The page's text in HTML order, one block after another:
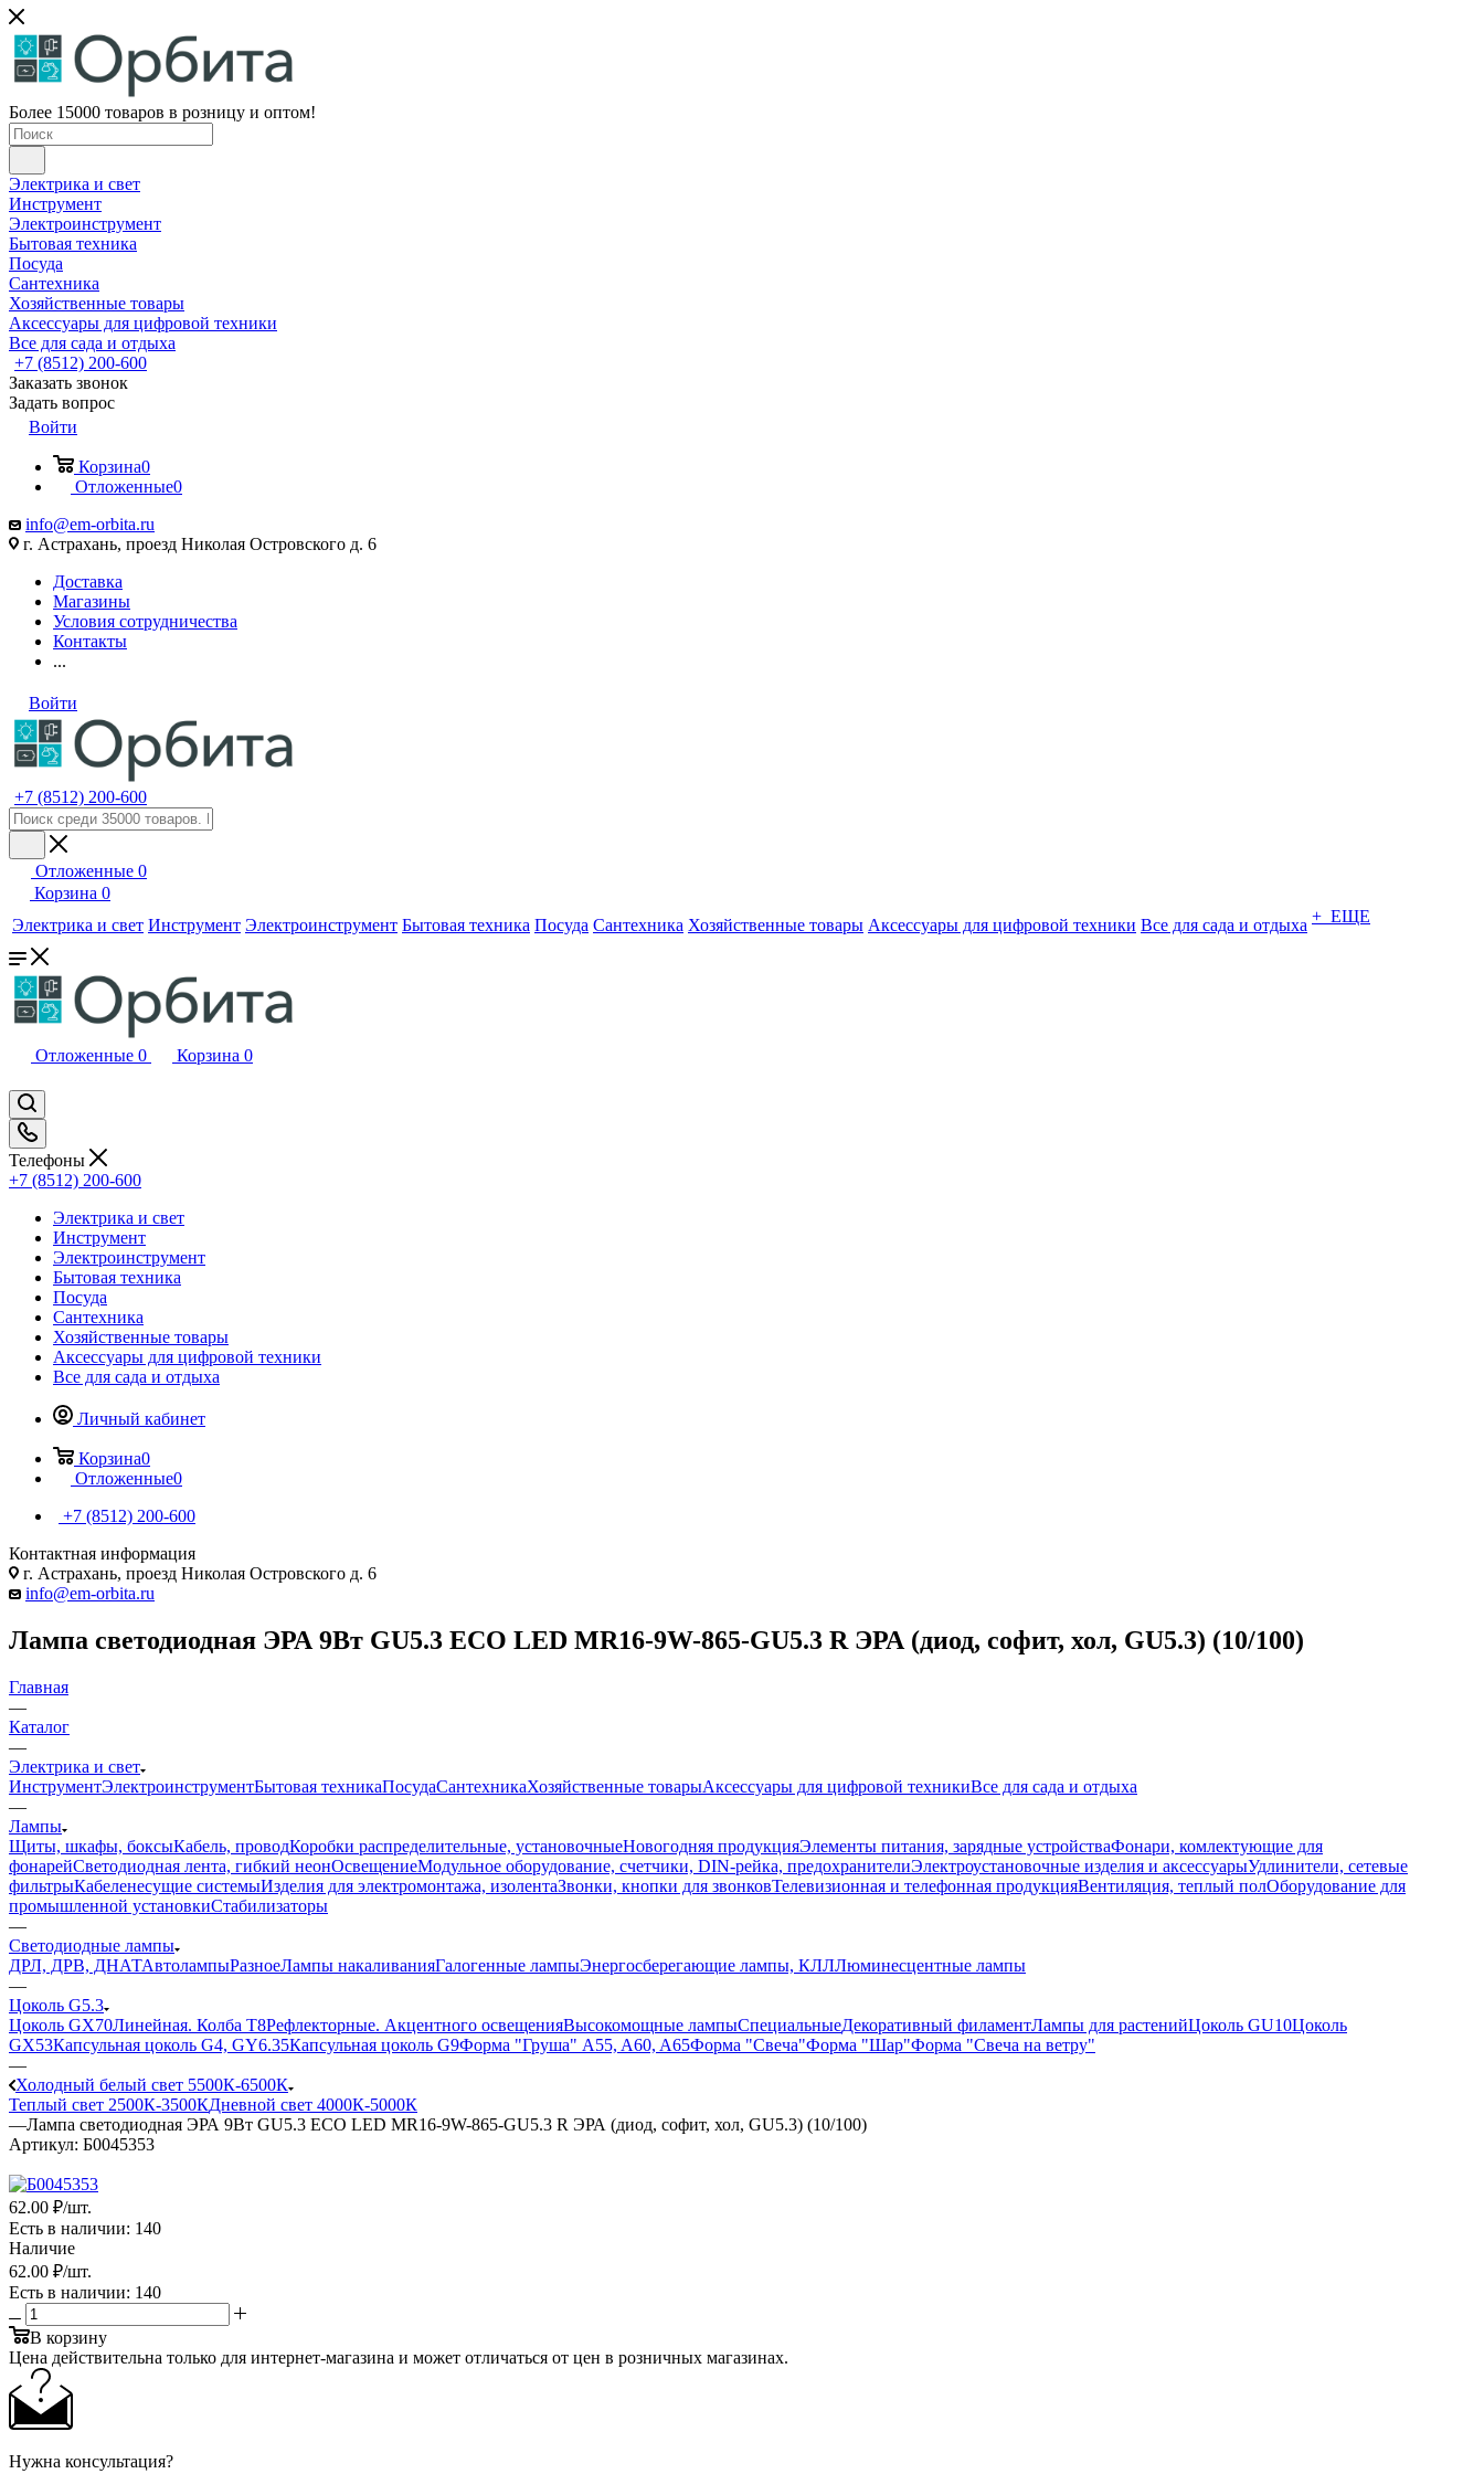
Более 15000 товаров в розницу и оптом!
Электрика и свет
Инструмент
Электроинструмент
Бытовая техника
Посуда
Сантехника
Хозяйственные товары
Аксессуары для цифровой техники
Все для сада и отдыха
+7 (8512) 200-600
Заказать звонок
Задать вопрос
Войти
Корзина0
Отложенные0
info@em-orbita.ru
г. Астрахань, проезд Николая Островского д. 6
Доставка
Магазины
Условия сотрудничества
Контакты
...
Войти
+7 (8512) 200-600
Отложенные 0
Корзина 0
Электрика и свет Инструмент Электроинструмент Бытовая техника Посуда Сантехника Хозяйственные товары Аксессуары для цифровой техники Все для сада и отдыха + ЕЩЕ
Отложенные 0 Корзина 0
Телефоны
+7 (8512) 200-600
Электрика и свет
Инструмент
Электроинструмент
Бытовая техника
Посуда
Сантехника
Хозяйственные товары
Аксессуары для цифровой техники
Все для сада и отдыха
Личный кабинет
Корзина0
Отложенные0
+7 (8512) 200-600
Контактная информация
г. Астрахань, проезд Николая Островского д. 6
info@em-orbita.ru
Лампа светодиодная ЭРА 9Вт GU5.3 ECO LED MR16-9W-865-GU5.3 R ЭРА (диод, софит, хол, GU5.3) (10/100)
Главная
—
Каталог
—
Электрика и свет
ИнструментЭлектроинструментБытовая техникаПосудаСантехникаХозяйственные товарыАксессуары для цифровой техникиВсе для сада и отдыха
—
Лампы
Щиты, шкафы, боксыКабель, проводКоробки распределительные, установочныеНовогодняя продукцияЭлементы питания, зарядные устройстваФонари, комлектующие для
фонарейСветодиодная лента, гибкий неонОсвещениеМодульное оборудование, счетчики, DIN-рейка, предохранителиЭлектроустановочные изделия и аксессуарыУдлинители, сетевые
фильтрыКабеленесущие системыИзделия для электромонтажа, изолентаЗвонки, кнопки для звонковТелевизионная и телефонная продукцияВентиляция, теплый полОборудование для
промышленной установкиСтабилизаторы
—
Светодиодные лампы
ДРЛ, ДРВ, ДНАТАвтолампыРазноеЛампы накаливанияГалогенные лампыЭнергосберегающие лампы, КЛЛЛюминесцентные лампы
—
Цоколь G5.3
Цоколь GX70Линейная. Колба Т8Рефлекторные. Акцентного освещенияВысокомощные лампыСпециальныеДекоративный филаментЛампы для растенийЦоколь GU10Цоколь
GX53Капсульная цоколь G4, GY6.35Капсульная цоколь G9Форма "Груша" A55, A60, A65Форма "Свеча"Форма "Шар"Форма "Свеча на ветру"
—
Холодный белый свет 5500К-6500К
Теплый свет 2500К-3500КДневной свет 4000К-5000К
—Лампа светодиодная ЭРА 9Вт GU5.3 ECO LED MR16-9W-865-GU5.3 R ЭРА (диод, софит, хол, GU5.3) (10/100)
Артикул: Б0045353
62.00 ₽/шт.
Есть в наличии: 140
Наличие
62.00 ₽/шт.
Есть в наличии: 140
В корзину
Цена действительна только для интернет-магазина и может отличаться от цен в розничных магазинах.
Нужна консультация?